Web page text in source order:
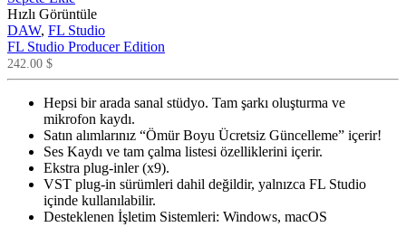
Hızlı Görüntüle
DAW, FL Studio
FL Studio Producer Edition
242.00 $
Hepsi bir arada sanal stüdyo. Tam şarkı oluşturma ve
mikrofon kaydı.
Satın alımlarınız “Ömür Boyu Ücretsiz Güncelleme” içerir!
Ses Kaydı ve tam çalma listesi özelliklerini içerir.
Ekstra plug-inler (x9).
VST plug-in sürümleri dahil değildir, yalnızca FL Studio
içinde kullanılabilir.
Desteklenen İşletim Sistemleri: Windows, macOS